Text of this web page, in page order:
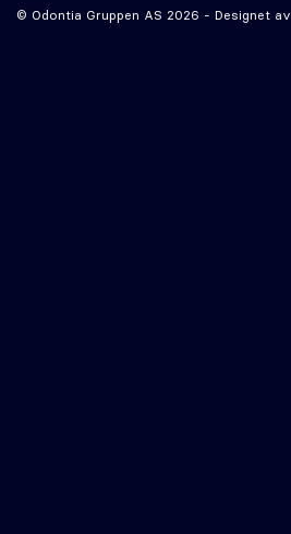
© Odontia Gruppen AS 2026 - Designet av